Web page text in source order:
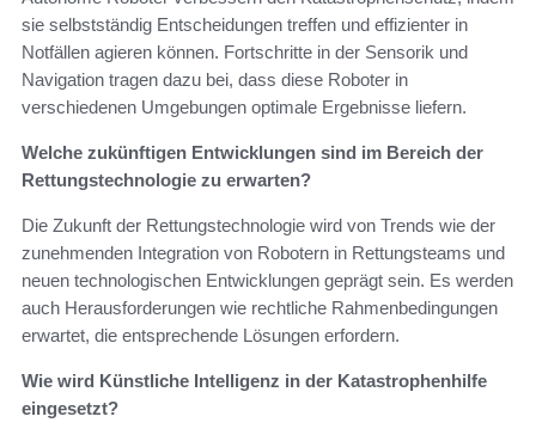
sie selbstständig Entscheidungen treffen und effizienter in
Notfällen agieren können. Fortschritte in der Sensorik und
Navigation tragen dazu bei, dass diese Roboter in
verschiedenen Umgebungen optimale Ergebnisse liefern.
Welche zukünftigen Entwicklungen sind im Bereich der
Rettungstechnologie zu erwarten?
Die Zukunft der Rettungstechnologie wird von Trends wie der
zunehmenden Integration von Robotern in Rettungsteams und
neuen technologischen Entwicklungen geprägt sein. Es werden
auch Herausforderungen wie rechtliche Rahmenbedingungen
erwartet, die entsprechende Lösungen erfordern.
Wie wird Künstliche Intelligenz in der Katastrophenhilfe
eingesetzt?